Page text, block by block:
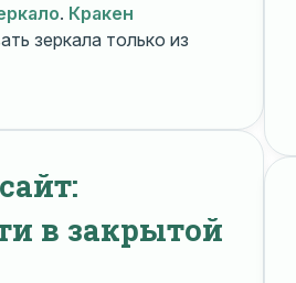
. Кракен
зеркала только из
в закрытой